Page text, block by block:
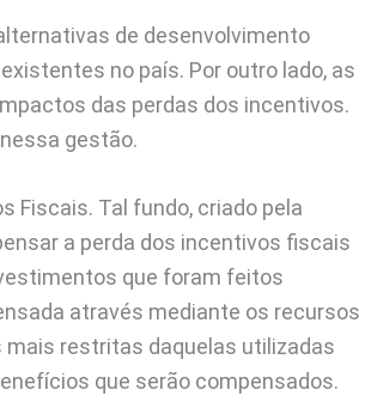
de desenvolvimento
no país. Por outro lado, as
das perdas dos incentivos.
gestão.
Fiscais. Tal fundo, criado pela
a perda dos incentivos fiscais
que foram feitos
através mediante os recursos
mais restritas daquelas utilizadas
que serão compensados.